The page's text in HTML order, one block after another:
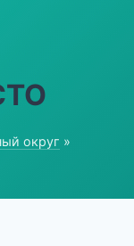
округ »